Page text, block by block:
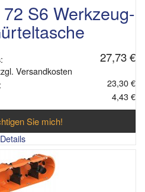
S6 Werkzeug-
27,73 €
Versandkosten
23,30 €
4,43 €
Sie mich!
Details